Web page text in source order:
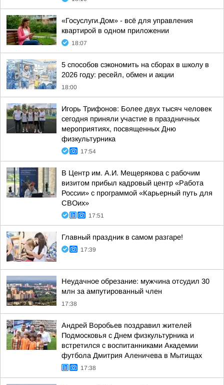
«Госуслуги.Дом» - всё для управления
квартирой в одном приложении
18:07
5 способов сэкономить на сборах в школу в
2026 году: ресейл, обмен и акции
18:00
Игорь Трифонов: Более двух тысяч человек
сегодня приняли участие в праздничных
мероприятиях, посвященных Дню
физкультурника
17:54
В Центр им. А.И. Мещерякова с рабочим
визитом прибыл кадровый центр «Работа
России» с программой «Карьерный путь для
СВОих»
17:51
Главный праздник в самом разгаре!
17:39
Неудачное обрезание: мужчина отсудил 30
млн за ампутированный член
17:38
Андрей Воробьев поздравил жителей
Подмосковья с Днем физкультурника и
встретился с воспитанниками Академии
футбола Дмитрия Аленичева в Мытищах
17:38